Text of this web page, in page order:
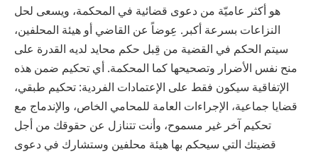
هو أكثر عاميّة من دعوى قضائية في المحكمة، ويسعى لحل
النزاعات بسرعة أكبر. عِوضاً عن القاضي أو هيئة المحلفين،
سيتم الحكم في القضية من قِبل حكم محايد لديه القدرة على
منح نفس الأضرار وتصحيحها كما المحكمة. أي تحكيم ضمن هذه
الإتفاقية سيكون فقط على الإعتمادات الفردية: تحكيم طبقي،
قضايا جماعية، الإجراءات العامة للمحامي الخاص، والإندماج مع
تحكيم آخر غير مسموح، وأنت تتنازل عن حقوقك من أجل
قضيتك التي سيحكم بها هيئة محلفين وستشارك في دعوى